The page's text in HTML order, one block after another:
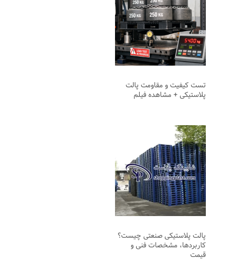
تست کیفیت و مقاومت پالت
پلاستیکی + مشاهده فیلم
پالت پلاستیکی صنعتی چیست؟
کاربردها، مشخصات فنی و
قیمت